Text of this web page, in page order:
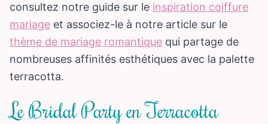
consultez notre guide sur le inspiration coiffure
mariage et associez-le à notre article sur le
thème de mariage romantique qui partage de
nombreuses affinités esthétiques avec la palette
terracotta.
Le Bridal Party en Terracotta